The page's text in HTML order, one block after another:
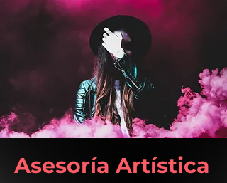
Asesoría Artística